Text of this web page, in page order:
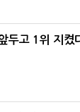
두고 1위 지켰